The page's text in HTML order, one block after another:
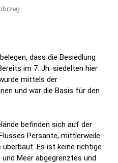
dass die Besiedlung
im 7. Jh. siedelten hier
mittels der
und war die Basis für den
befinden sich auf der
Persante, mittlerweile
Es ist keine richtige
Meer abgegrenztes und